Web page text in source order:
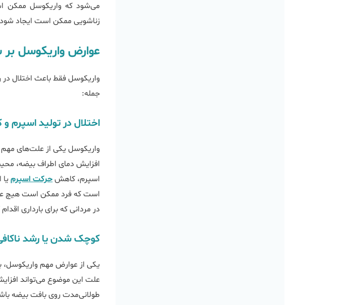
می‌شود که واریکوسل ممکن
زناشویی ممکن است ایجاد
ﻋوارض واریکوسل بر
واریکوسل فقط باعث اختلال در
جمله:
اختلال در تولید
واریکوسل یکی از علت‌های
افزایش دمای اطراف بیضه،
اسپرم، کاهشحرکت اسپرمیا
است که فرد ممکن است هیچ
در مردانی که برای بارداری
کوچک شدن یا رشد
یکی از عوارض مهم
علت این موضوع می‌تواند
طولانی‌مدت روی بافت بیضه